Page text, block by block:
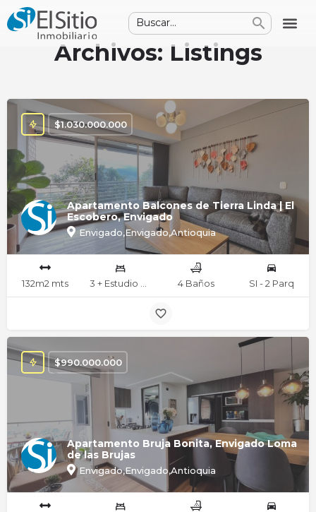
Archivos: Listings
Apartamento Balcones de Tierra Linda | El
Escobero, Envigado
Envigado,Envigado,Antioquia
$1.030.000.000
132m2 mts 4 Baños SI - 2 Parq
Apartamento Bruja Bonita, Envigado Loma
de las Brujas
Envigado,Envigado,Antioquia
$990.000.000